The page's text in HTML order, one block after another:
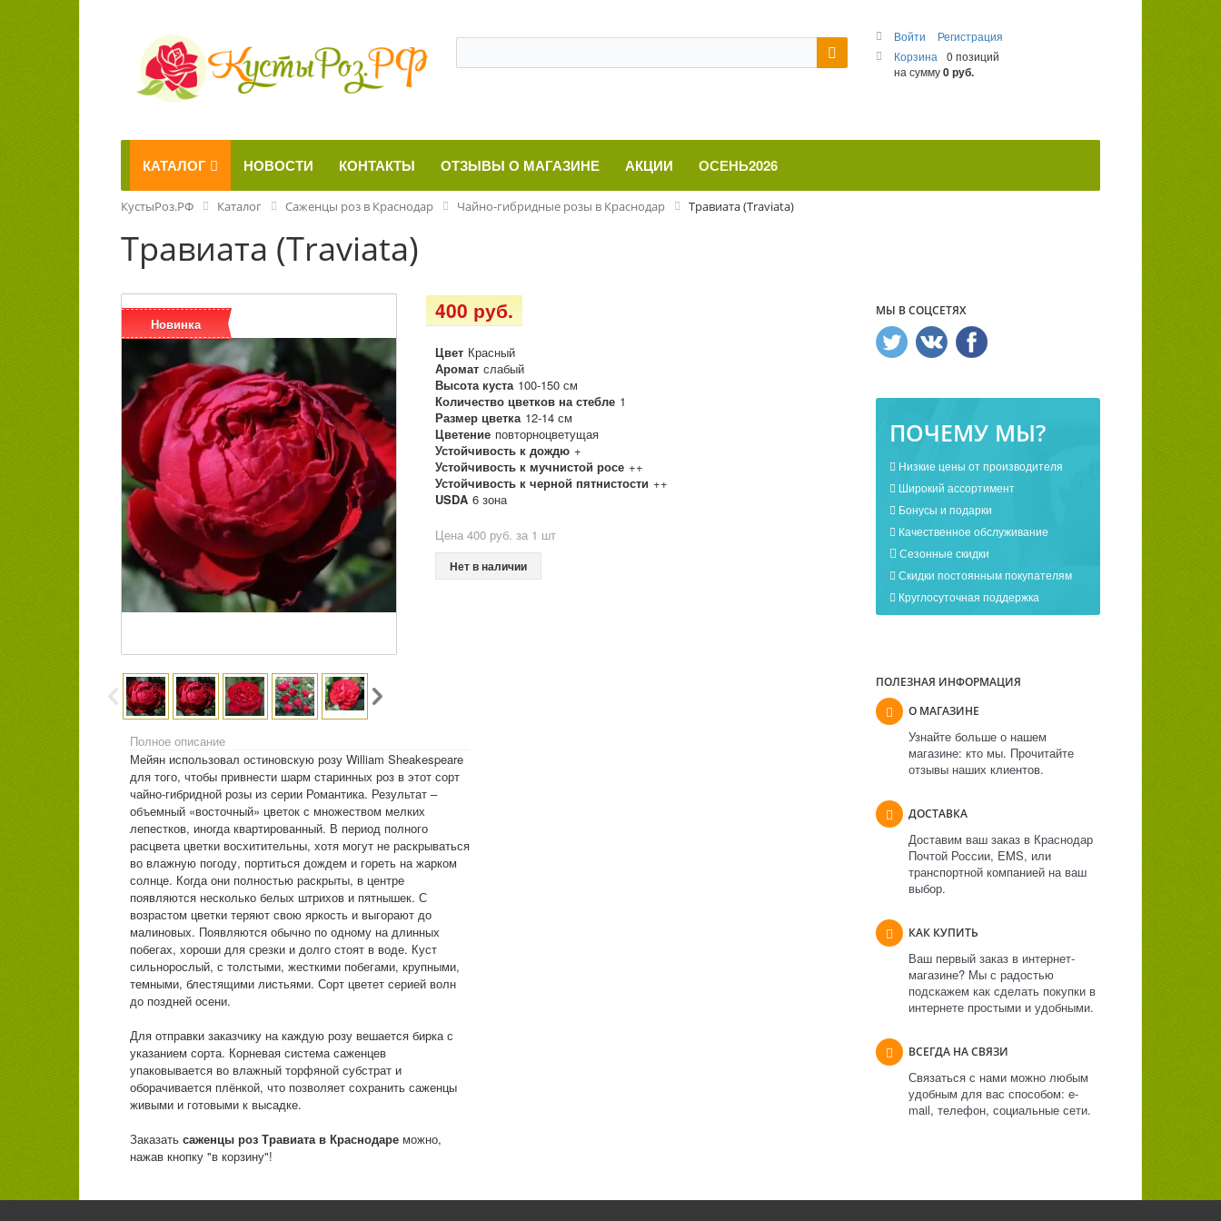
Войти
Регистрация
Корзина
0 позиций
на сумму0 руб.
КАТАЛОГ НОВОСТИ КОНТАКТЫ ОТЗЫВЫ О МАГАЗИНЕ АКЦИИ ОСЕНЬ2026
КустыРоз.РФ Каталог Саженцы роз в Краснодар Чайно-гибридные розы в Краснодар Травиата (Traviata)
Травиата (Traviata)
Новинка
400 руб.
Цвет Красный
Аромат слабый
Высота куста 100-150 см
Количество цветков на стебле 1
Размер цветка 12-14 см
Цветение повторноцветущая
Устойчивость к дождю +
Устойчивость к мучнистой росе ++
Устойчивость к черной пятнистости ++
USDA 6 зона
Цена 400 руб. за 1 шт
Нет в наличии
Полное описание
Мейян использовал остиновскую розу William Sheakespeare
для того, чтобы привнести шарм старинных роз в этот сорт
чайно-гибридной розы из серии Романтика. Результат –
объемный «восточный» цветок с множеством мелких
лепестков, иногда квартированный. В период полного
расцвета цветки восхитительны, хотя могут не раскрываться
во влажную погоду, портиться дождем и гореть на жарком
солнце. Когда они полностью раскрыты, в центре
появляются несколько белых штрихов и пятнышек. С
возрастом цветки теряют свою яркость и выгорают до
малиновых. Появляются обычно по одному на длинных
побегах, хороши для срезки и долго стоят в воде. Куст
сильнорослый, с толстыми, жесткими побегами, крупными,
темными, блестящими листьями. Сорт цветет серией волн
до поздней осени.
Для отправки заказчику на каждую розу вешается бирка с
указанием сорта. Корневая система саженцев
упаковывается во влажный торфяной субстрат и
оборачивается плёнкой, что позволяет сохранить саженцы
живыми и готовыми к высадке.
Заказать саженцы роз Травиата в Краснодаре можно,
нажав кнопку "в корзину"!
МЫ В СОЦСЕТЯХ
ПОЧЕМУ МЫ?
Низкие цены от производителя
Широкий ассортимент
Бонусы и подарки
Качественное обслуживание
Сезонные скидки
Скидки постоянным покупателям
Круглосуточная поддержка
ПОЛЕЗНАЯ ИНФОРМАЦИЯ
О МАГАЗИНЕ
Узнайте больше о нашем
магазине: кто мы. Прочитайте
отзывы наших клиентов.
ДОСТАВКА
Доставим ваш заказ в Краснодар
Почтой России, EMS, или
транспортной компанией на ваш
выбор.
КАК КУПИТЬ
Ваш первый заказ в интернет-
магазине? Мы с радостью
подскажем как сделать покупки в
интернете простыми и удобными.
ВСЕГДА НА СВЯЗИ
Связаться с нами можно любым
удобным для вас способом: e-
mail, телефон, социальные сети.